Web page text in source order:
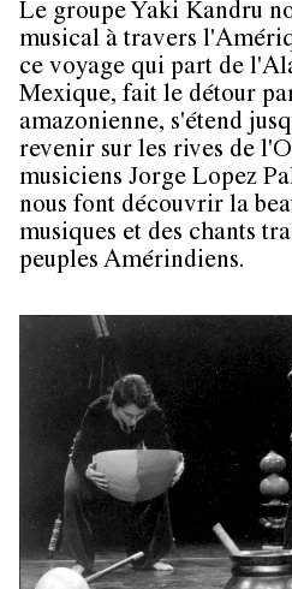
Le groupe Yaki Kandru
musical à travers
ce voyage qui part de
Mexique, fait le détour
amazonienne, s'étend
revenir sur les rives de
musiciens Jorge Lopez
nous font découvrir la
musiques et des chants
peuples Amérindiens.